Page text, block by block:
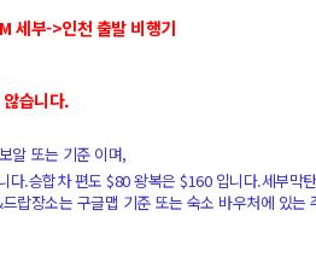
세부->인천 출발 비행기
습니다.
알 또는 기준 이며,
다.승합차 편도 $80 왕복은 $160 입니다.세부막
랍장소는 구글맵 기준 또는 숙소 바우처에 있는